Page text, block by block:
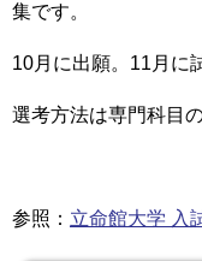
集です。
10月に出願。11月に
選考方法は専門科目
参照： 立命館大学 入